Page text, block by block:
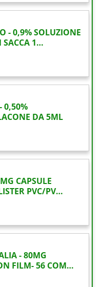
- 0,9% SOLUZIONE
SACCA 1…
0,50%
DA 5ML
CAPSULE
PVC/PV…
- 80MG
FILM- 56 COM…